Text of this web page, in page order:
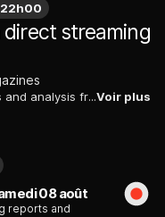
22h00
streaming
Greg Kelly gives hardest-hitting reports and analysis from L.A. to N.Y., from Beltway to Rust Belt, talking with you and for you!Voir plus
08 août
reports and